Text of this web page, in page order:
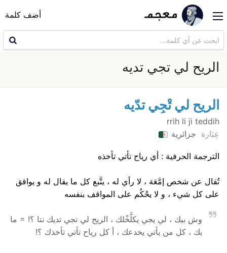
أضف كلمة
الريح لي تجي تديه
الريح لي تْجِي تدّيه
rrih li ji teddih
عِبَارة جزائرية
الترجمة الحرفية : أي رياح تأتي تأخذه
تُقال عن شخص إمَّعَة ، لا رأي له ، يتَّبع كل ما يقال له و يوافق
على كل شيء ، و لا يحْكُم على المواقف بنفسه
وش بيك ، لي يجي يكلَّخْلك ، الريح لي تجي تديك نتا ؟! = ما
بك ، كل من يأتي يخدعك ، أ كل رياح تأتي تأخذك ؟!